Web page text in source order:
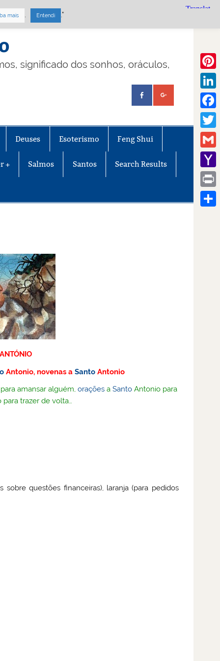
significado dos sonhos, oráculos,
Deuses Esoterismo Feng Shui
+ Salmos Santos Search Results
Antonio, novenas aSanto Antonio
amansar alguém, oraçõesa SantoAntonio para
trazer de volta…
sobre questões financeiras), laranja (para pedidos
Gmail
Mail
Print
mais . Entendi ."